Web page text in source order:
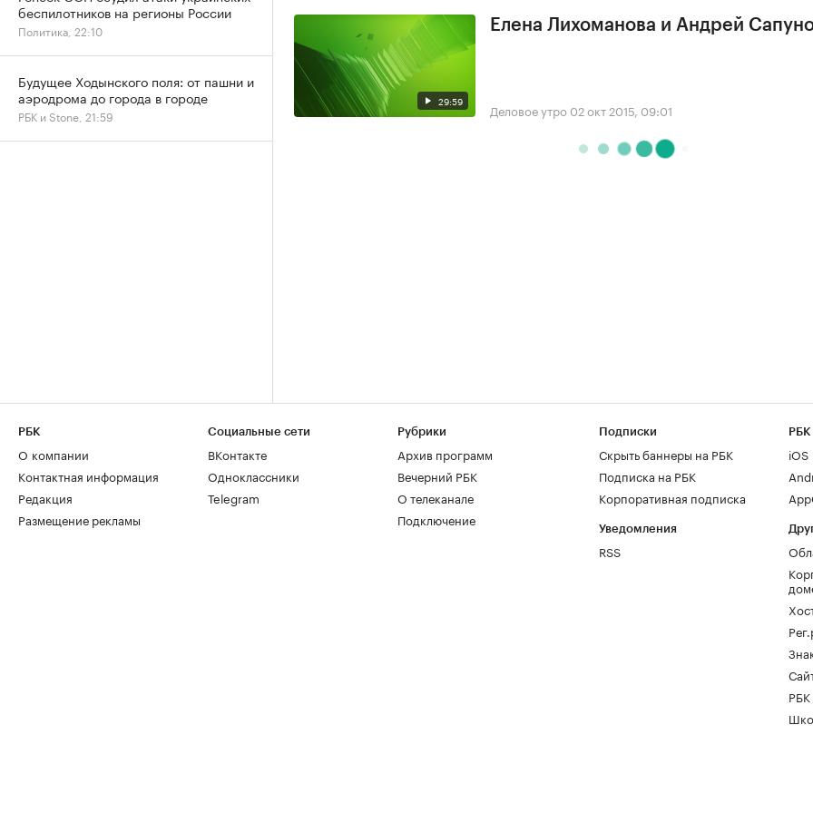
29:59
Елена Лихоманова и Андрей
Деловое утро 02 окт 2015, 09:01
беспилотников на регионы России
Политика, 22:10
Будущее Ходынского поля: от пашни и
аэродрома до города в городе
РБК и Stone, 21:59
РБК
О компании
Контактная информация
Редакция
Размещение рекламы
Социальные сети
ВКонтакте
Одноклассники
Telegram
Рубрики
Архив программ
Вечерний РБК
О телеканале
Подключение
Подписки
Скрыть баннеры на РБК
Подписка на РБК
Корпоративная подписка
Уведомления
RSS
РБК
iOS